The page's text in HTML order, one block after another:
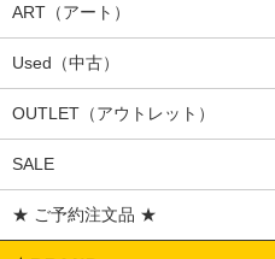
ART（アート）
Used（中古）
OUTLET（アウトレット）
SALE
★ ご予約注文品 ★